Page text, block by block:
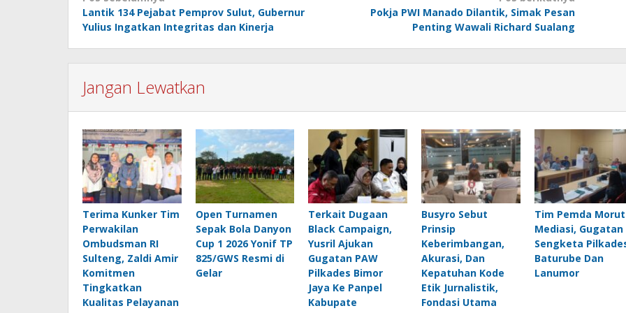
pos
Lantik 134 Pejabat Pemprov Sulut, Gubernur
Yulius Ingatkan Integritas dan Kinerja
Pokja PWI Manado Dilantik, Simak Pesan
Penting Wawali Richard Sualang
Jangan Lewatkan
Terima Kunker Tim
Perwakilan
Ombudsman RI
Sulteng, Zaldi Amir
Komitmen
Tingkatkan
Kualitas Pelayanan
Open Turnamen
Sepak Bola Danyon
Cup 1 2026 Yonif TP
825/GWS Resmi di
Gelar
Terkait Dugaan
Black Campaign,
Yusril Ajukan
Gugatan PAW
Pilkades Bimor
Jaya Ke Panpel
Kabupate
Busyro Sebut
Prinsip
Keberimbangan,
Akurasi, Dan
Kepatuhan Kode
Etik Jurnalistik,
Fondasi Utama
Tim Pemda Morut
Mediasi, Gugatan
Sengketa
Baturube Dan
Lanumor